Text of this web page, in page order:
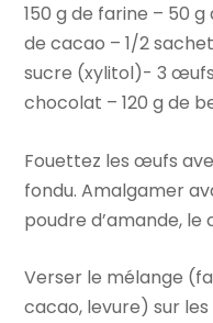
150 g de farine – 50
de cacao – 1/2
sucre (xylitol)- 3
chocolat – 120 g de
Fouettez les œufs
fondu. Amalgamer
poudre d’amande, le
Verser le mélange
cacao, levure) sur